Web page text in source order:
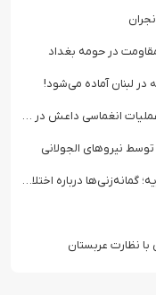
در حومه بغداد
در لبنان آماده می‌شود!
انغماسی داعش در رقه
نیروهای الجولانی
اختلافات در ساختار امنیتی